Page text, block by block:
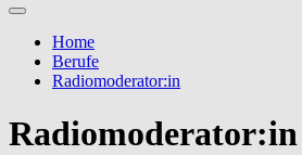
Home
Berufe
Radiomoderator:in
Radiomoderator:in